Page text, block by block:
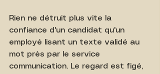
Rien ne détruit plus vite la
confiance d'un candidat qu'un
employé lisant un texte validé au
mot près par le service
communication. Le regard est figé,